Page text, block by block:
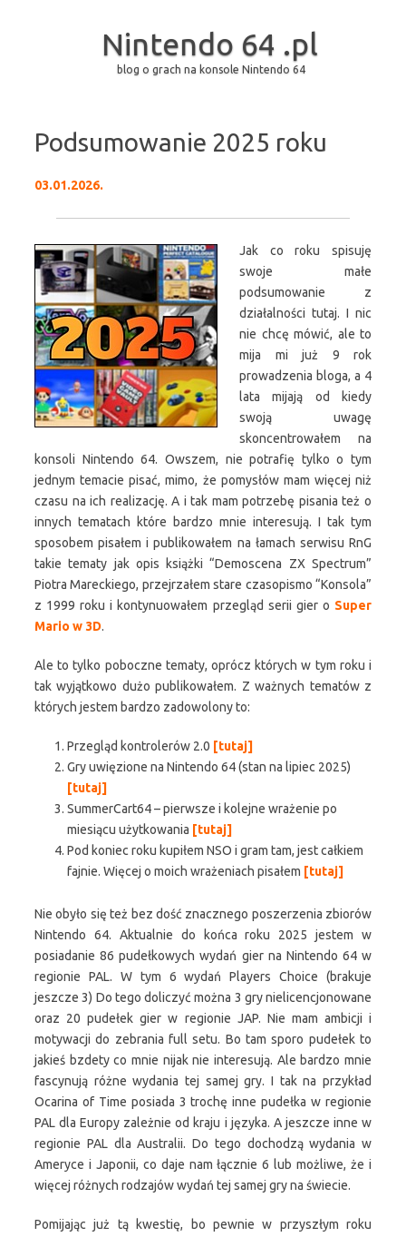
Nintendo 64 .pl
blog o grach na konsole Nintendo 64
Podsumowanie 2025 roku
03.01.2026.
Jak co roku spisuję
swoje małe
podsumowanie z
działalności tutaj. I nic
nie chcę mówić, ale to
mija mi już 9 rok
prowadzenia bloga, a 4
lata mijają od kiedy
swoją uwagę
skoncentrowałem na
konsoli Nintendo 64. Owszem, nie potrafię tylko o tym
jednym temacie pisać, mimo, że pomysłów mam więcej niż
czasu na ich realizację. A i tak mam potrzebę pisania też o
innych tematach które bardzo mnie interesują. I tak tym
sposobem pisałem i publikowałem na łamach serwisu RnG
takie tematy jak opis książki “Demoscena ZX Spectrum”
Piotra Mareckiego, przejrzałem stare czasopismo “Konsola”
z 1999 roku i kontynuowałem przegląd serii gier o Super
Mario w 3D.
Ale to tylko poboczne tematy, oprócz których w tym roku i
tak wyjątkowo dużo publikowałem. Z ważnych tematów z
których jestem bardzo zadowolony to:
Przegląd kontrolerów 2.0 [tutaj]
Gry uwięzione na Nintendo 64 (stan na lipiec 2025)
[tutaj]
SummerCart64 – pierwsze i kolejne wrażenie po
miesiącu użytkowania [tutaj]
Pod koniec roku kupiłem NSO i gram tam, jest całkiem
fajnie. Więcej o moich wrażeniach pisałem [tutaj]
Nie obyło się też bez dość znacznego poszerzenia zbiorów
Nintendo 64. Aktualnie do końca roku 2025 jestem w
posiadanie 86 pudełkowych wydań gier na Nintendo 64 w
regionie PAL. W tym 6 wydań Players Choice (brakuje
jeszcze 3) Do tego doliczyć można 3 gry nielicencjonowane
oraz 20 pudełek gier w regionie JAP. Nie mam ambicji i
motywacji do zebrania full setu. Bo tam sporo pudełek to
jakieś bzdety co mnie nijak nie interesują. Ale bardzo mnie
fascynują różne wydania tej samej gry. I tak na przykład
Ocarina of Time posiada 3 trochę inne pudełka w regionie
PAL dla Europy zależnie od kraju i języka. A jeszcze inne w
regionie PAL dla Australii. Do tego dochodzą wydania w
Ameryce i Japonii, co daje nam łącznie 6 lub możliwe, że i
więcej różnych rodzajów wydań tej samej gry na świecie.
Pomijając już tą kwestię, bo pewnie w przyszłym roku